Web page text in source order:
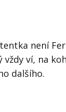
není
ví, na
dalšího.